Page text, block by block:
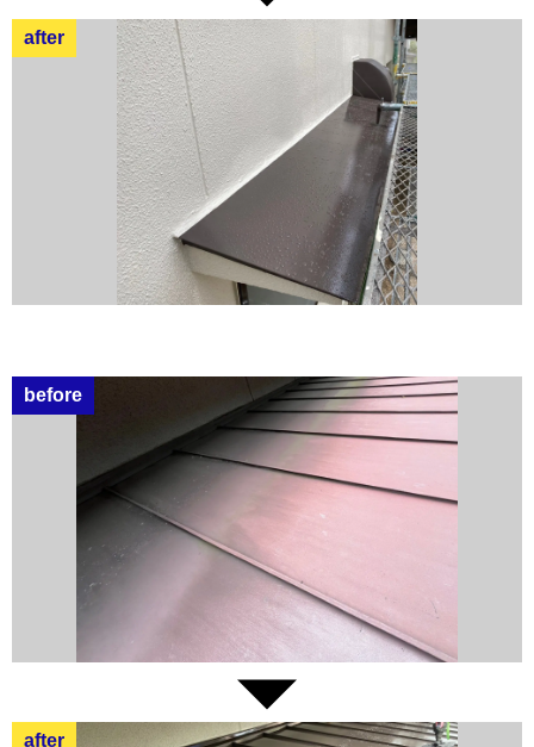
after
before
after